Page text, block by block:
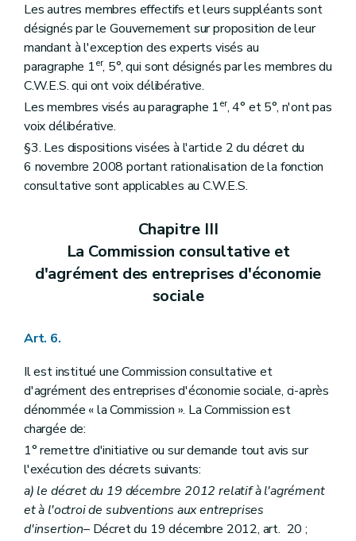
Les autres membres effectifs et leurs suppléants sont
désignés par le Gouvernement sur proposition de leur
mandant à l'exception des experts visés au
paragraphe 1er, 5°, qui sont désignés par les membres du
C.W.E.S. qui ont voix délibérative.
Les membres visés au paragraphe 1er, 4° et 5°, n'ont pas
voix délibérative.
§3. Les dispositions visées à l'article 2 du décret du
6 novembre 2008 portant rationalisation de la fonction
consultative sont applicables au C.W.E.S.
Chapitre III
La Commission consultative et
d'agrément des entreprises d'économie
sociale
Art. 6.
Il est institué une Commission consultative et
d'agrément des entreprises d'économie sociale, ci-après
dénommée « la Commission ». La Commission est
chargée de:
1° remettre d'initiative ou sur demande tout avis sur
l'exécution des décrets suivants:
a) le décret du 19 décembre 2012 relatif à l'agrément
et à l'octroi de subventions aux entreprises
d'insertion– Décret du 19 décembre 2012, art. 20 ;